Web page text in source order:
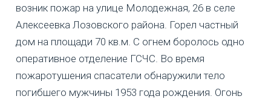
возник пожар на улице Молодежная, 26 в селе
Алексеевка Лозовского района. Горел частный
дом на площади 70 кв.м. С огнем боролось одно
оперативное отделение ГСЧС. Во время
пожаротушения спасатели обнаружили тело
погибшего мужчины 1953 года рождения. Огонь